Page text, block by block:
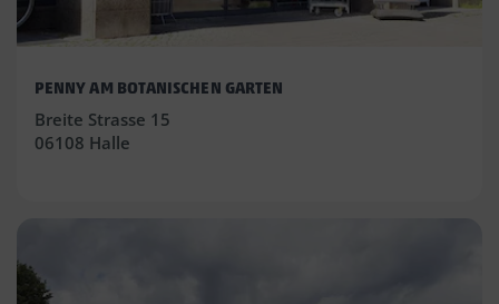
PENNY AM BOTANISCHEN GARTEN
Breite Strasse 15
06108 Halle